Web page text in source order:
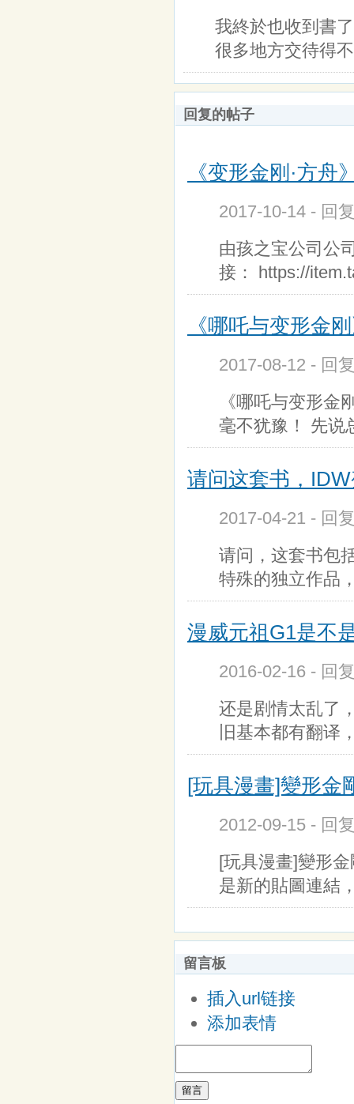
我終於也收到書
很多地方交待得
回复的帖子
《变形金刚·方
2017-10-14 - 回
由孩之宝公司公
接： https://
《哪吒与变形金
2017-08-12 - 回
《哪吒与变形金
毫不犹豫！ 先说
请问这套书，
2017-04-21 - 回
请问，这套书包
特殊的独立作品
漫威元祖G1是不
2016-02-16 - 回
还是剧情太乱了
旧基本都有翻译
[玩具漫畫]變形金
2012-09-15 - 回
[玩具漫畫]變形
是新的貼圖連結
留言板
插入url链接
添加表情
留言